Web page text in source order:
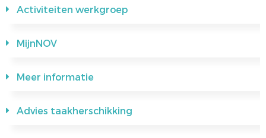
Activiteiten werkgroep
MijnNOV
Meer informatie
Advies taakherschikking